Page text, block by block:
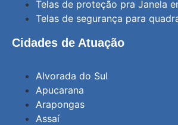
Telas de proteção pra Janela
Telas de segurança para
Cidades de Atuação
Alvorada do Sul
Apucarana
Arapongas
Assaí